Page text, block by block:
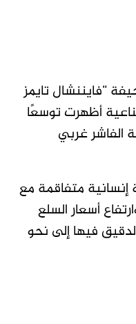
“فايننشال تايمز
أظهرت توسعًا
الفاشر غربي
إنسانية متفاقمة مع
أسعار السلع
فيها إلى نحو